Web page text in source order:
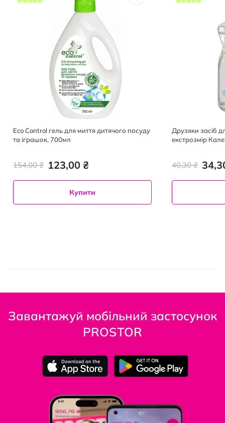
Eco Control гель для миття дитячого посуду
та іграшок, 700мл
123,00 ₴
154,00 ₴
Купити
Друзяки засіб
екстрозмір
40,30 ₴
Завантажуй мобільний застосунок
PROSTOR